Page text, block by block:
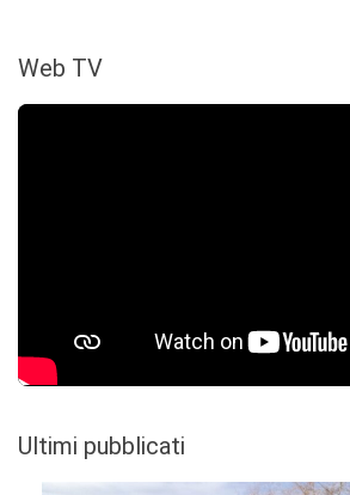
Web TV
Ultimi pubblicati